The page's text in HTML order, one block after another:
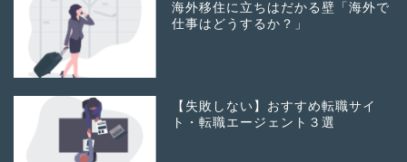
海外移住に立ちはだかる壁「海外で
仕事はどうするか？」
【失敗しない】おすすめ転職サイ
ト・転職エージェント３選